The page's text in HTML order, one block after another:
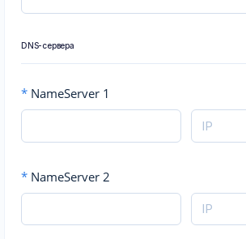
DNS-сервера
* NameServer 1
* NameServer 2